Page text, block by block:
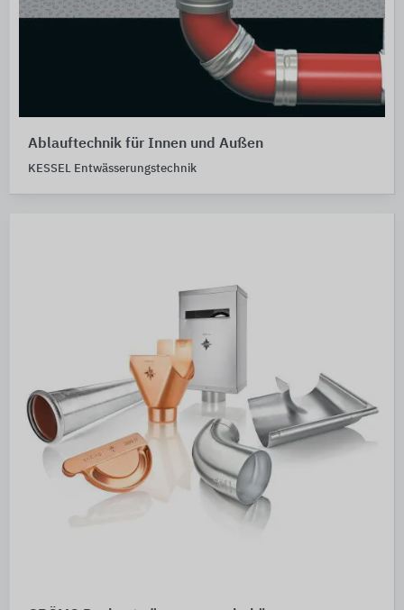
Ablauftechnik für Innen und Außen
KESSEL Entwässerungstechnik